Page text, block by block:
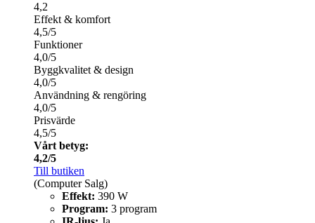
4,2
Effekt & komfort
4,5/5
Funktioner
4,0/5
Byggkvalitet & design
4,0/5
Användning & rengöring
4,0/5
Prisvärde
4,5/5
Vårt betyg:
4,2/5
Till butiken
(Computer Salg)
Effekt: 390 W
Program: 3 program